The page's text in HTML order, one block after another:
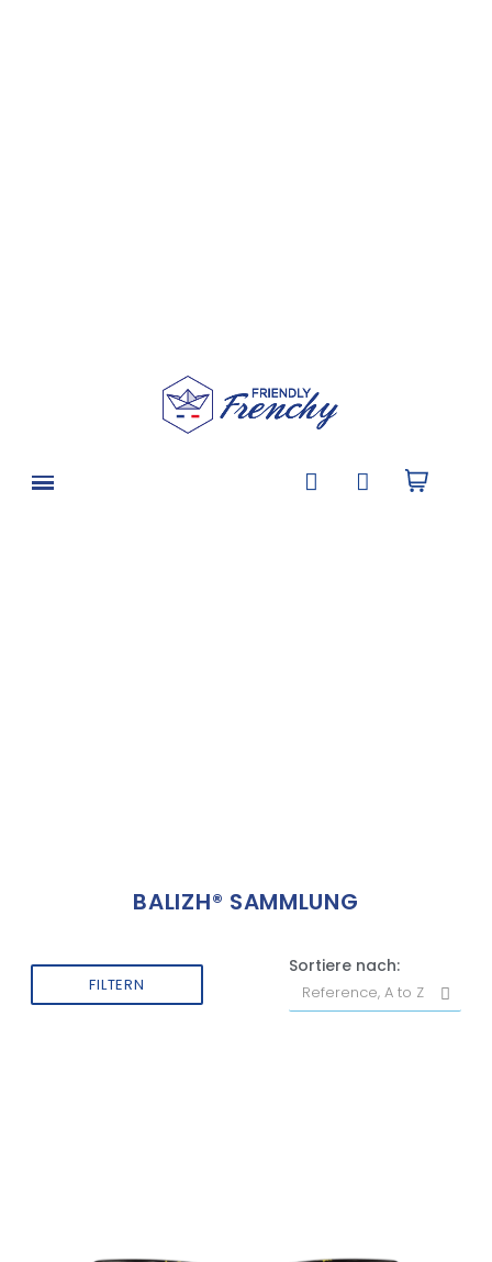
BALIZH® SAMMLUNG
FILTERN
Sortiere nach: